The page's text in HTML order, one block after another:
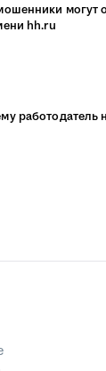
могут
hh.ru
работодатель